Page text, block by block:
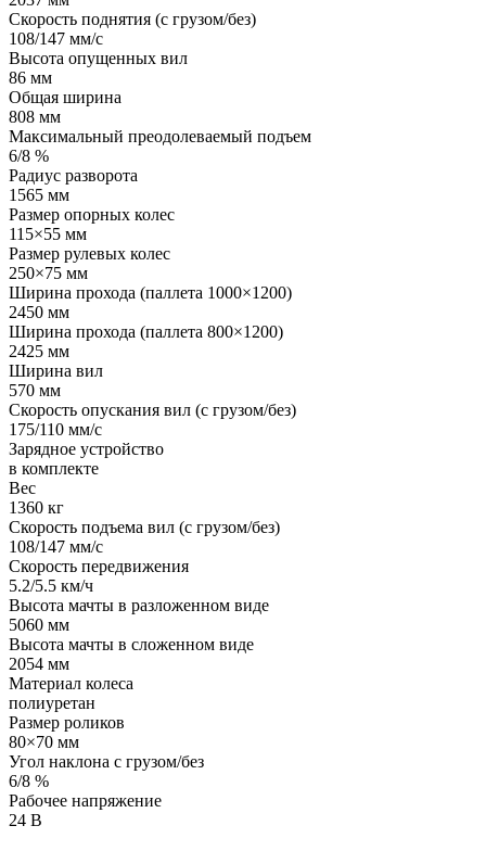
Скорость поднятия (с грузом/без)
108/147 мм/с
Высота опущенных вил
86 мм
Общая ширина
808 мм
Максимальный преодолеваемый подъем
6/8 %
Радиус разворота
1565 мм
Размер опорных колес
115×55 мм
Размер рулевых колес
250×75 мм
Ширина прохода (паллета 1000×1200)
2450 мм
Ширина прохода (паллета 800×1200)
2425 мм
Ширина вил
570 мм
Скорость опускания вил (с грузом/без)
175/110 мм/с
Зарядное устройство
в комплекте
Вес
1360 кг
Скорость подъема вил (с грузом/без)
108/147 мм/с
Скорость передвижения
5.2/5.5 км/ч
Высота мачты в разложенном виде
5060 мм
Высота мачты в сложенном виде
2054 мм
Материал колеса
полиуретан
Размер роликов
80×70 мм
Угол наклона с грузом/без
6/8 %
Рабочее напряжение
24 В